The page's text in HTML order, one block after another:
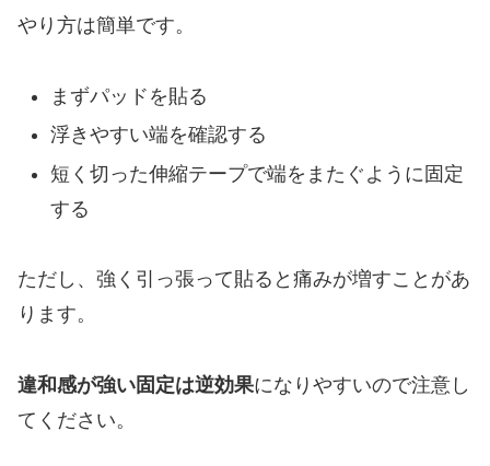
やり方は簡単です。
まずパッドを貼る
浮きやすい端を確認する
短く切った伸縮テープで端をまたぐように固定
する
ただし、強く引っ張って貼ると痛みが増すことがあ
ります。
違和感が強い固定は逆効果になりやすいので注意し
てください。